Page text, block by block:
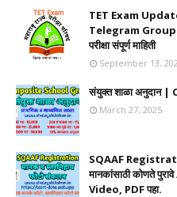
TET Exam
Telegram Group
परीक्षा संपूर्ण माहिती
September 13,
संयुक्त शाळा
March 27, 2025
SQAAF
मानकांसाठी कोणते
Video, PDF पहा.